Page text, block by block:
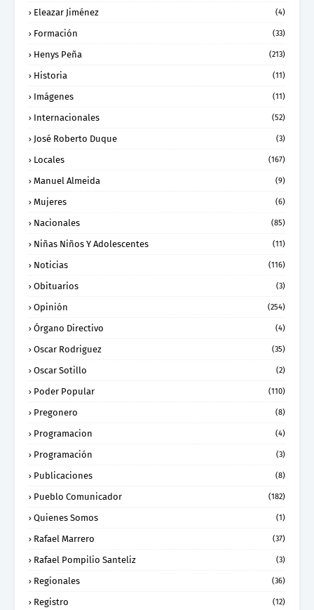
Eleazar Jiménez (4)
Formación (33)
Henys Peña (213)
Historia (11)
Imágenes (11)
Internacionales (52)
José Roberto Duque (3)
Locales (167)
Manuel Almeida (9)
Mujeres (6)
Nacionales (85)
Niñas Niños Y Adolescentes (11)
Noticias (116)
Obituarios (3)
Opinión (254)
Órgano Directivo (4)
Oscar Rodriguez (35)
Oscar Sotillo (2)
Poder Popular (110)
Pregonero (8)
Programacion (4)
Programación (3)
Publicaciones (8)
Pueblo Comunicador (182)
Quienes Somos (1)
Rafael Marrero (37)
Rafael Pompilio Santeliz (3)
Regionales (36)
Registro (12)